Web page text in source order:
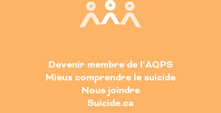
Devenir membre de l’AQPS
Mieux comprendre le suicide
Nous joindre
Suicide.ca